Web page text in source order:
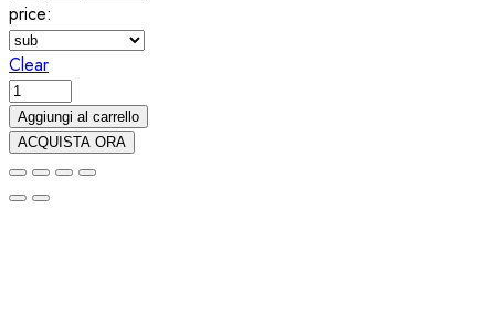
price:
Clear
Cappuccetto
Rosso
LEGO
Personaggio
Faba
Aggiungi al carrello
ACQUISTA ORA